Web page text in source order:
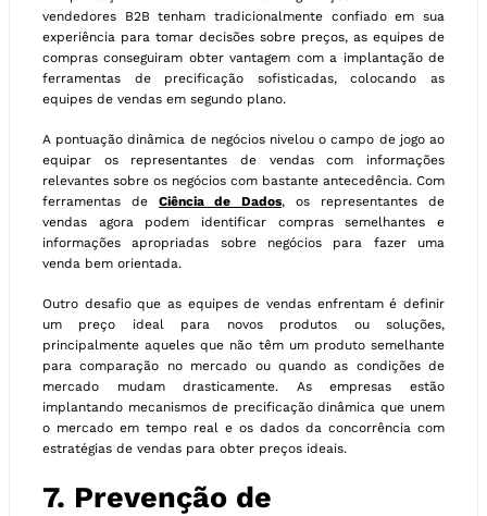
vendedores B2B tenham tradicionalmente confiado em sua
experiência para tomar decisões sobre preços, as equipes de
compras conseguiram obter vantagem com a implantação de
ferramentas de precificação sofisticadas, colocando as
equipes de vendas em segundo plano.
A pontuação dinâmica de negócios nivelou o campo de jogo ao
equipar os representantes de vendas com informações
relevantes sobre os negócios com bastante antecedência. Com
ferramentas deCiência de Dados, os representantes de
vendas agora podem identificar compras semelhantes e
informações apropriadas sobre negócios para fazer uma
venda bem orientada.
Outro desafio que as equipes de vendas enfrentam é definir
um preço ideal para novos produtos ou soluções,
principalmente aqueles que não têm um produto semelhante
para comparação no mercado ou quando as condições de
mercado mudam drasticamente. As empresas estão
implantando mecanismos de precificação dinâmica que unem
o mercado em tempo real e os dados da concorrência com
estratégias de vendas para obter preços ideais.
7. Prevenção de